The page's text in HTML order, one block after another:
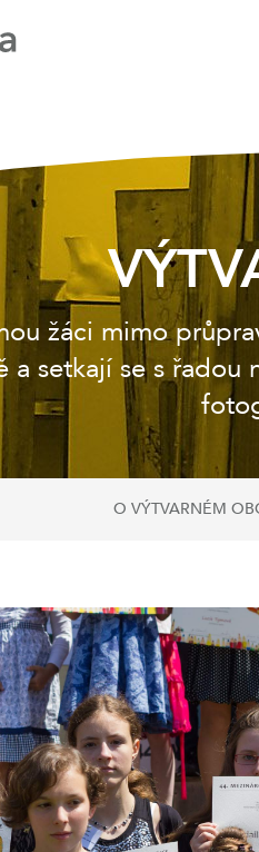
žáci mimo
a setkají se s
O VÝTVARNÉM